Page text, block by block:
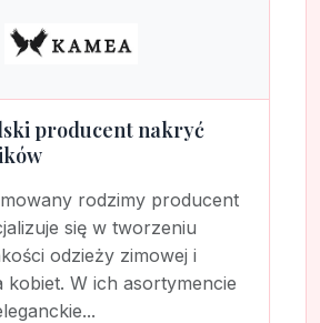
producent nakryć
rodzimy producent
się w tworzeniu
odzieży zimowej i
kobiet. W ich asortymencie